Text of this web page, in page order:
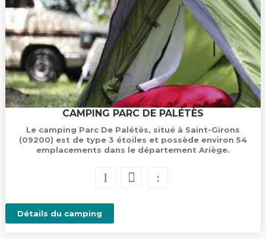
CAMPING PARC DE PALÉTÈS
Le camping Parc De Palétès, situé à Saint-Girons
(09200) est de type 3 étoiles et possède environ 54
emplacements dans le département Ariège.
Détails du camping